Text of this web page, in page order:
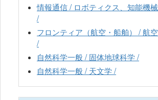
情報通信 / ロボティクス、知能機
/
フロンティア（航空・船舶） / 航
/
自然科学一般 / 固体地球科学 /
自然科学一般 / 天文学 /